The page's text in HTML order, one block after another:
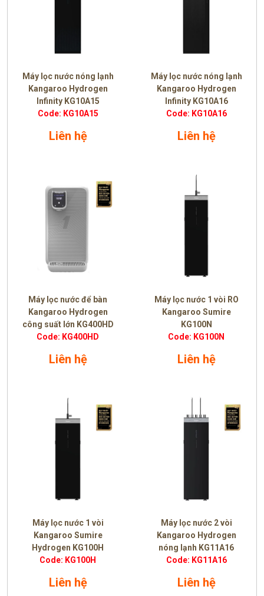
Máy lọc nước nóng lạnh
Kangaroo Hydrogen
Infinity KG10A15
Code: KG10A15
Liên hệ
Máy lọc nước nóng lạnh
Kangaroo Hydrogen
Infinity KG10A16
Code: KG10A16
Liên hệ
Máy lọc nước để bàn
Kangaroo Hydrogen
công suất lớn KG400HD
Code: KG400HD
Liên hệ
Máy lọc nước 1 vòi RO
Kangaroo Sumire
KG100N
Code: KG100N
Liên hệ
Máy lọc nước 1 vòi
Kangaroo Sumire
Hydrogen KG100H
Code: KG100H
Liên hệ
Máy lọc nước 2 vòi
Kangaroo Hydrogen
nóng lạnh KG11A16
Code: KG11A16
Liên hệ